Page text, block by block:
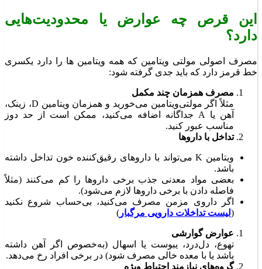
این قرص چه عوارض یا محدودیت‌هایی
دارد؟
مصرف اصولی مولتی ویتامین که همه ویتامین ها را دارد یکسری
خط قرمز دارد که باید جدی گرفته شود:
مصرف همزمان چند مکمل
مثلاً اگر مولتی‌ویتامین می‌خورید و همزمان ویتامین D، زینک،
آهن یا A جداگانه اضافه می‌کنید، ممکن است از حد دوز
مناسب عبور کنید.
تداخل با داروها
ویتامین K می‌تواند با داروهای رقیق‌کننده خون تداخل داشته
باشد.
بعضی مواد معدنی جذب برخی داروها را کم می‌کنند (مثلاً
فاصله دادن با برخی داروها لازم می‌شود).
اگر داروی مزمن مصرف می‌کنید، بی‌حساب شروع نکنید
(لیست تداخلات دارویی مرگبار )
عوارض گوارشی
تهوع، دل‌درد، یبوست یا اسهال (به‌خصوص اگر آهن داشته
باشد یا با معده خالی مصرف شود) در برخی افراد رخ می‌دهد.
گروه‌های نیازمند احتیاط ویژه